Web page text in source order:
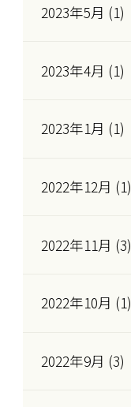
2023年5月 (1)
2023年4月 (1)
2023年1月 (1)
2022年12月 (1)
2022年11月 (3)
2022年10月 (1)
2022年9月 (3)